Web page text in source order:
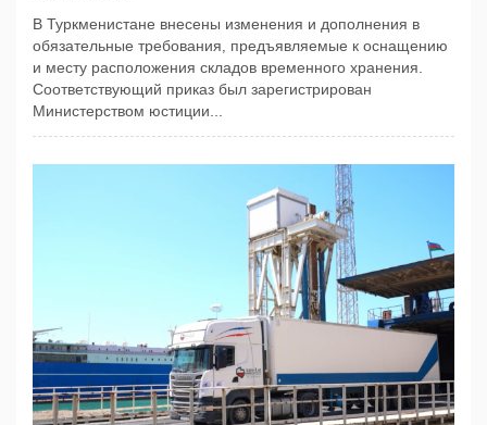
В Туркменистане внесены изменения и дополнения в
обязательные требования, предъявляемые к оснащению
и месту расположения складов временного хранения.
Соответствующий приказ был зарегистрирован
Министерством юстиции...